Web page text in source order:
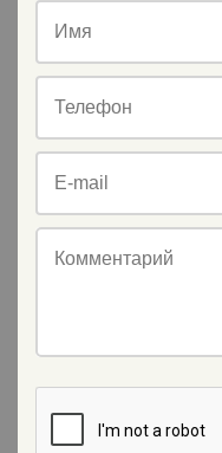
Имя
Телефон
E-mail
Комментарий